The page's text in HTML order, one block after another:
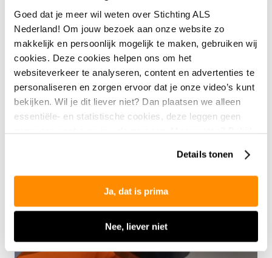
Goed dat je meer wil weten over Stichting ALS
Nederland! Om jouw bezoek aan onze website zo
makkelijk en persoonlijk mogelijk te maken, gebruiken wij
cookies. Deze cookies helpen ons om het
websiteverkeer te analyseren, content en advertenties te
personaliseren en zorgen ervoor dat je onze video’s kunt
bekijken. Wil je dit liever niet? Dan plaatsen we alleen
essentiële- en statistische cookies, deze leggen geen
Details tonen
Ja, dat is prima
Nee, liever niet
leven
Jouw donatie gaat naar wetenschappelijk onderzoek
naar de oorzaak en behandeling van ALS, en de
aanverwante ziekten PSMA en PLS. Daarnaast gaat er
geld naar (onderzoeks)projecten voor een betere